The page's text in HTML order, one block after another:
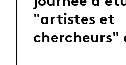
"artistes et
chercheurs"